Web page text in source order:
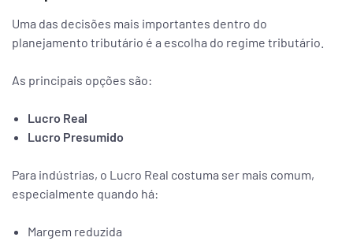
Uma das decisões mais importantes dentro do
planejamento tributário é a escolha do regime tributário.
As principais opções são:
Lucro Real
Lucro Presumido
Para indústrias, o Lucro Real costuma ser mais comum,
especialmente quando há:
Margem reduzida